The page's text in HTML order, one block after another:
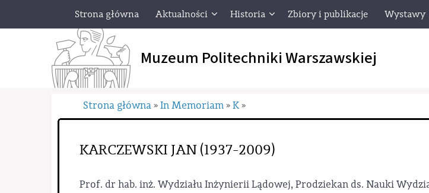
Strona główna Aktualności Historia Zbiory i publikacje Wystawy
Muzeum Politechniki Warszawskiej
Strona główna » In Memoriam » K »
KARCZEWSKI JAN (1937-2009)
Prof. dr hab. inż. Wydziału Inżynierii Lądowej, Prodziekan ds. Nauki